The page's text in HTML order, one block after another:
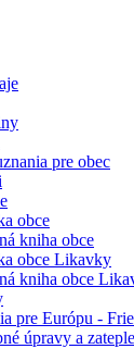
pre obec
obce
kniha obce
obce Likavky
kniha obce
pre Európu -
úpravy a